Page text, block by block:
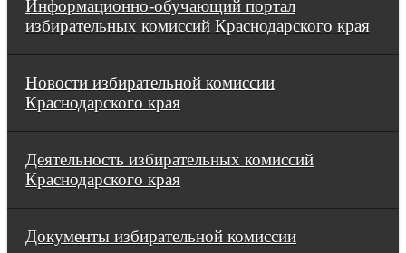
Информационно-обучающий портал
избирательных комиссий Краснодарского края
Новости избирательной комиссии
Краснодарского края
Деятельность избирательных комиссий
Краснодарского края
Документы избирательной комиссии